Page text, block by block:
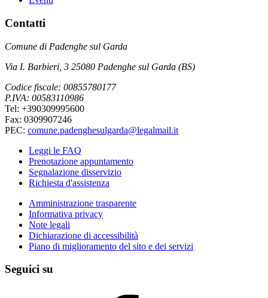
Contatti
Comune di Padenghe sul Garda
Via I. Barbieri, 3 25080 Padenghe sul Garda (BS)
Codice fiscale: 00855780177
P.IVA: 00583110986
Tel: +390309995600
Fax: 0309907246
PEC: comune.padenghesulgarda@legalmail.it
Leggi le FAQ
Prenotazione appuntamento
Segnalazione disservizio
Richiesta d'assistenza
Amministrazione trasparente
Informativa privacy
Note legali
Dichiarazione di accessibilità
Piano di miglioramento del sito e dei servizi
Seguici su